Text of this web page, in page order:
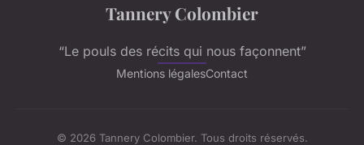
Tannery Colombier
“Le pouls des récits qui nous façonnent”
Mentions légalesContact
© 2026 Tannery Colombier. Tous droits réservés.